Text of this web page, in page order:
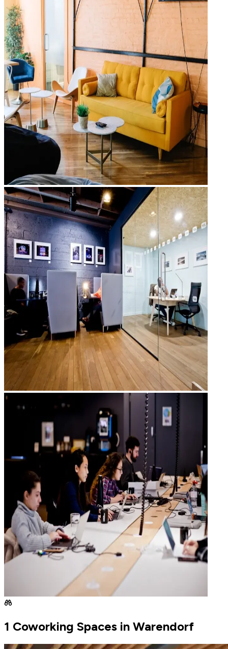
1 Coworking Spaces in Warendorf